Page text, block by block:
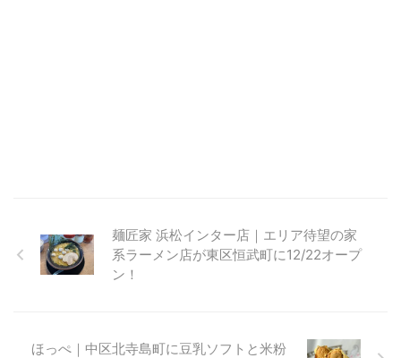
麺匠家 浜松インター店｜エリア待望の家
系ラーメン店が東区恒武町に12/22オープ
ン！
ほっぺ｜中区北寺島町に豆乳ソフトと米粉